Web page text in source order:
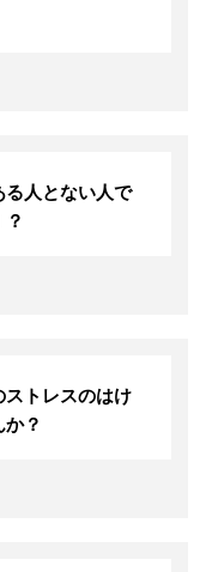
る人とない人で
ストレスのはけ
？